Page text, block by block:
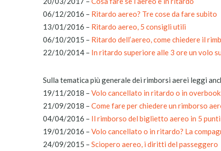
06/12/2016 – Ritardo aereo? Tre cose da fare subito
13/01/2016 – Ritardo aereo, 5 consigli utili
06/10/2015 – Ritardo dell’aereo, come chiedere il
22/10/2014 – In ritardo superiore alle 3 ore un volo
Sulla tematica più generale dei rimborsi aerei leggi
19/11/2018 – Volo cancellato in ritardo o in
21/09/2018 – Come fare per chiedere un rimborso
04/04/2016 – Il rimborso del biglietto aereo in 5 punti
19/01/2016 – Volo cancellato o in ritardo? La
24/09/2015 – Sciopero aereo, i diritti del passeggero